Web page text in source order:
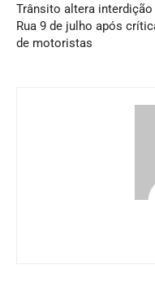
Trânsito altera interdição
Rua 9 de julho após
de motoristas